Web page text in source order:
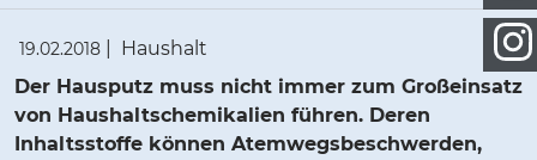
19.02.2018
Haushalt
Der Hausputz muss nicht immer zum Großeinsatz
von Haushaltschemikalien führen. Deren
Inhaltsstoffe können Atemwegsbeschwerden,